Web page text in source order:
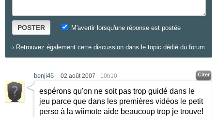
POSTER M'avertir lorsqu'une réponse est postée
› Retrouvez également cette discussion dans le topic dédié du forum
benji46 02 août 2007 10h10 Citer
espérons qu'on ne soit pas trop guidé dans le
jeu parce que dans les premières vidéos le petit
perso à la wiimote aide beaucoup trop je trouve!